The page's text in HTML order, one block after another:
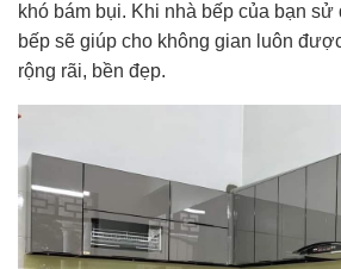
khó bám bụi. Khi nhà bếp của bạn
bếp sẽ giúp cho không gian luôn
rộng rãi, bền đẹp.